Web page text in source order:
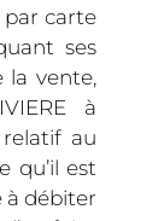
par carte
ses
la vente,
à
au
qu’il est
à débiter